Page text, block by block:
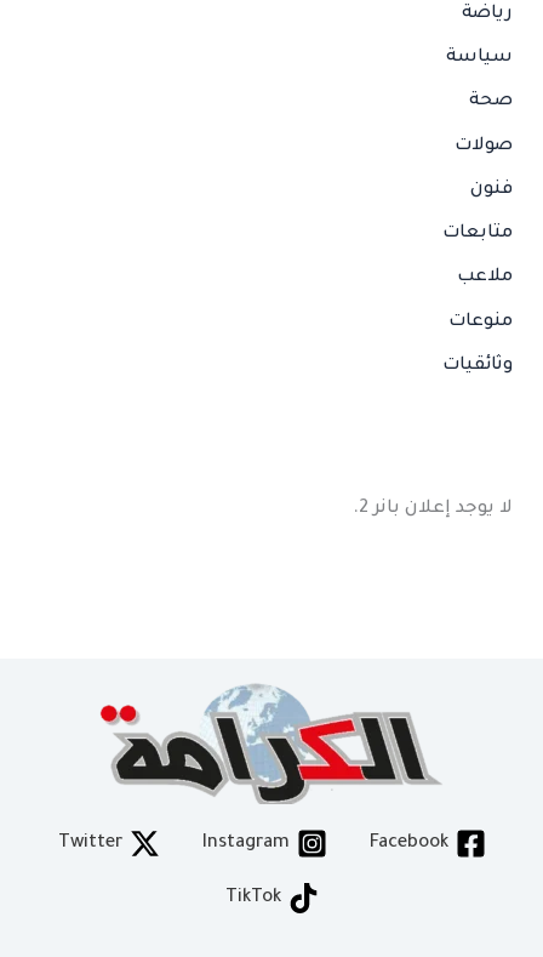
رياضة
سياسة
صحة
صولات
فنون
متابعات
ملاعب
منوعات
وثائقيات
لا يوجد إعلان بانر 2.
Facebook
Instagram
Twitter
TikTok